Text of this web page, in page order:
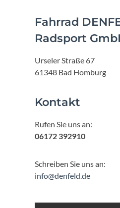
Fahrrad
Radsport
Urseler Straße 67
61348 Bad Homburg
Kontakt
Rufen Sie uns an:
06172 392910
Schreiben Sie uns an:
info@denfeld.de